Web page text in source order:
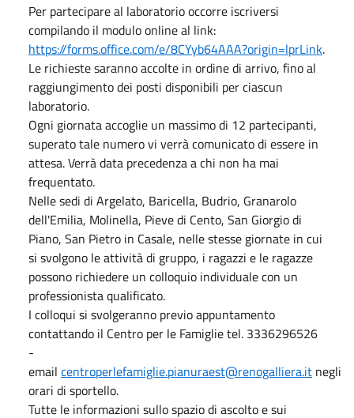
Per partecipare al laboratorio occorre iscriversi
compilando il modulo online al link:
https://forms.office.com/e/8CYyb64AAA?origin=lprLink.
Le richieste saranno accolte in ordine di arrivo, fino al
raggiungimento dei posti disponibili per ciascun
laboratorio.
Ogni giornata accoglie un massimo di 12 partecipanti,
superato tale numero vi verrà comunicato di essere in
attesa. Verrà data precedenza a chi non ha mai
frequentato.
Nelle sedi di Argelato, Baricella, Budrio, Granarolo
dell'Emilia, Molinella, Pieve di Cento, San Giorgio di
Piano, San Pietro in Casale, nelle stesse giornate in cui
si svolgono le attività di gruppo, i ragazzi e le ragazze
possono richiedere un colloquio individuale con un
professionista qualificato.
I colloqui si svolgeranno previo appuntamento
contattando il Centro per le Famiglie tel. 3336296526
-
email centroperlefamiglie.pianuraest@renogalliera.it negli
orari di sportello.
Tutte le informazioni sullo spazio di ascolto e sui